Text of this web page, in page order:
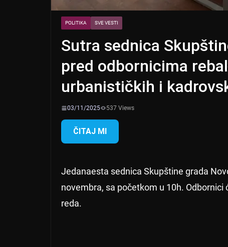
POLITIKA SVE VESTI
Sutra sednica
pred odbornicima
urbanističkih i
03/11/2025 537 Views
ČITAJ MI
Jedanaesta sednica Skupštine grada
novembra, sa početkom u 10h.
reda.